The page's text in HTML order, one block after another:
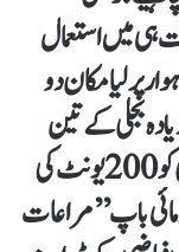
ہی میں استعمال
روپے ماہوار پر لیا مکان دو
بجلی کے تین
بلب یا دوپنکھے استعمال ہوتے ہوں گے۔ بجلی کو 200یونٹ کی
باپ ’’مراعات